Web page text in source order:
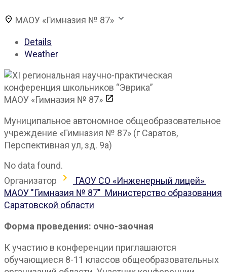
МАОУ «Гимназия № 87»
Details
Weather
МАОУ «Гимназия № 87»
Муниципальное автономное общеобразовательное
учреждение «Гимназия № 87» (г Саратов,
Перспективная ул, зд. 9а)
No data found.
Организатор
ГАОУ СО «Инженерный лицей»
МАОУ "Гимназия № 87" Министерство образования
Саратовской области
Форма проведения: очно-заочная
К участию в конференции приглашаются
обучающиеся 8-11 классов общеобразовательных